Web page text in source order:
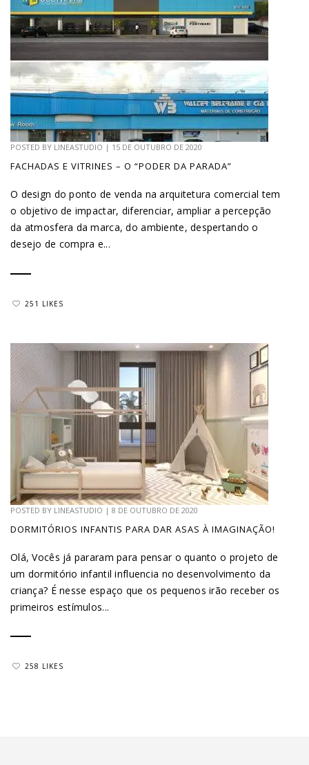
POSTED BY LINEASTUDIO | 15 DE OUTUBRO DE 2020
FACHADAS E VITRINES – O “PODER DA PARADA”
O design do ponto de venda na arquitetura comercial tem
o objetivo de impactar, diferenciar, ampliar a percepção
da atmosfera da marca, do ambiente, despertando o
desejo de compra e...
251 LIKES
POSTED BY LINEASTUDIO | 8 DE OUTUBRO DE 2020
DORMITÓRIOS INFANTIS PARA DAR ASAS À IMAGINAÇÃO!
Olá, Vocês já pararam para pensar o quanto o projeto de
um dormitório infantil influencia no desenvolvimento da
criança? É nesse espaço que os pequenos irão receber os
primeiros estímulos...
258 LIKES